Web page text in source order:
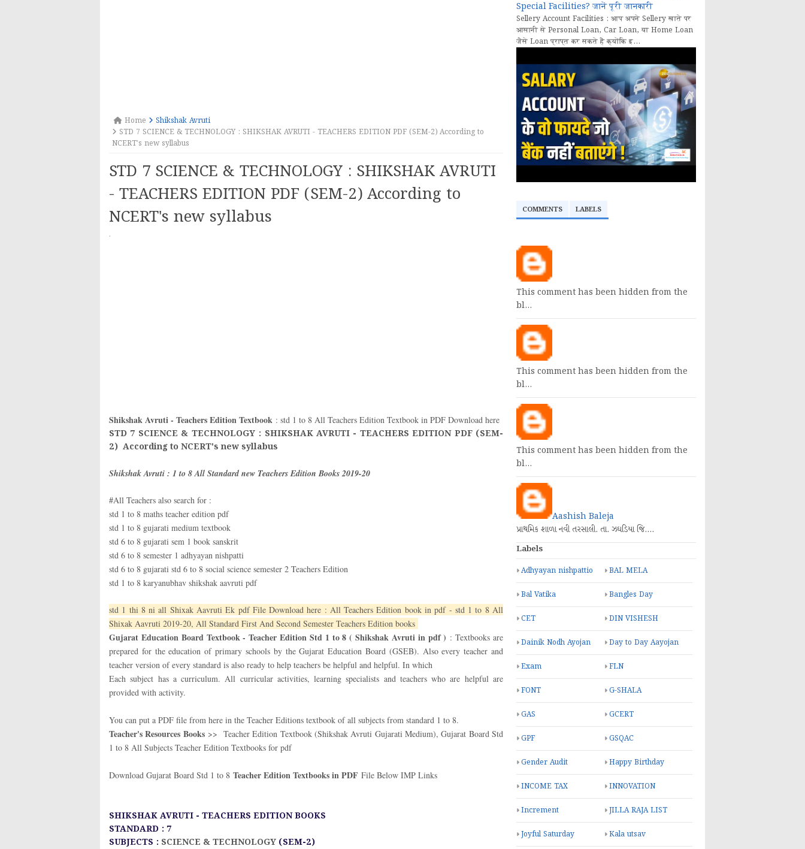
Home
Shikshak Avruti
STD 7 SCIENCE & TECHNOLOGY : SHIKSHAK AVRUTI - TEACHERS EDITION PDF (SEM-2) According to
NCERT's new syllabus
STD 7 SCIENCE & TECHNOLOGY : SHIKSHAK AVRUTI
- TEACHERS EDITION PDF (SEM-2) According to
NCERT's new syllabus
·
Shikshak Avruti - Teachers Edition Textbook : std 1 to 8 All Teachers Edition Textbook in PDF Download here
STD 7 SCIENCE & TECHNOLOGY : SHIKSHAK AVRUTI - TEACHERS EDITION PDF (SEM-
2) According to NCERT's new syllabus
Shikshak Avruti : 1 to 8 All Standard new Teachers Edition Books 2019-20
#All Teachers also search for :
std 1 to 8 maths teacher edition pdf
std 1 to 8 gujarati medium textbook
std 6 to 8 gujarati sem 1 book sanskrit
std 6 to 8 semester 1 adhyayan nishpatti
std 6 to 8 gujarati std 6 to 8 social science semester 2 Teachers Edition
std 1 to 8 karyanubhav shikshak aavruti pdf
std 1 thi 8 ni all Shixak Aavruti Ek pdf File Download here : All Teachers Edition book in pdf - std 1 to 8 All
Shixak Aavruti 2019-20, All Standard First And Second Semester Teachers Edition books
Gujarat Education Board Textbook - Teacher Edition Std 1 to 8 ( Shikshak Avruti in pdf ) : Textbooks are
prepared for the education of primary schools by the Gujarat Education Board (GSEB). Also every teacher and
teacher version of every standard is also ready to help teachers be helpful and helpful. In which
Each subject has a curriculum. All curricular activities, learning specialists and teachers who are helpful are
provided with activity.
You can put a PDF file from here in the Teacher Editions textbook of all subjects from standard 1 to 8.
Teacher's Resources Books>> Teacher Edition Textbook (Shikshak Avruti Gujarati Medium), Gujarat Board Std
1 to 8 All Subjects Teacher Edition Textbooks for pdf
Download Gujarat Board Std 1 to 8 Teacher Edition Textbooks in PDF File Below IMP Links
SHIKSHAK AVRUTI - TEACHERS EDITION BOOKS
STANDARD : 7
SUBJECTS : SCIENCE & TECHNOLOGY (SEM-2)
Special Facilities? जानें पूरी जानकारी
Sellery Account Facilities : आप अपने Sellery खाते पर
आसानी से Personal Loan, Car Loan, या Home Loan
जैसे Loan प्राप्त कर सकते हैं क्योंकि इ...
COMMENTS LABELS
This comment has been hidden from the
bl…
This comment has been hidden from the
bl…
This comment has been hidden from the
bl…
Aashish Baleja
પ્રાથમિક શાળા નવી તરસાલી. તા. ઝઘડિયા જિ.…
Labels
Adhyayan nishpattio BAL MELA
Bal Vatika Bangles Day
CET DIN VISHESH
Dainik Nodh Ayojan Day to Day Aayojan
Exam FLN
FONT G-SHALA
GAS GCERT
GPF GSQAC
Gender Audit Happy Birthday
INCOME TAX INNOVATION
Increment JILLA RAJA LIST
Joyful Saturday Kala utsav